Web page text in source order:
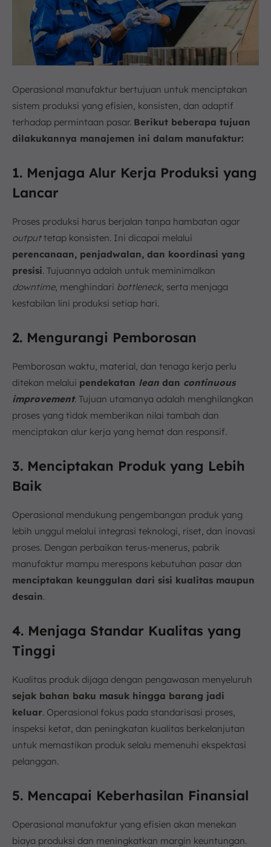
Operasional manufaktur bertujuan untuk menciptakan
sistem produksi yang efisien, konsisten, dan adaptif
terhadap permintaan pasar. Berikut beberapa tujuan
dilakukannya manajemen ini dalam manufaktur:
1. Menjaga Alur Kerja Produksi yang
Lancar
Proses produksi harus berjalan tanpa hambatan agar
outputtetap konsisten. Ini dicapai melalui
perencanaan, penjadwalan, dan koordinasi yang
presisi. Tujuannya adalah untuk meminimalkan
downtime, menghindari bottleneck, serta menjaga
kestabilan lini produksi setiap hari.
2. Mengurangi Pemborosan
Pemborosan waktu, material, dan tenaga kerja perlu
ditekan melalui pendekatan lean dan continuous
improvement. Tujuan utamanya adalah menghilangkan
proses yang tidak memberikan nilai tambah dan
menciptakan alur kerja yang hemat dan responsif.
3. Menciptakan Produk yang Lebih
Baik
Operasional mendukung pengembangan produk yang
lebih unggul melalui integrasi teknologi, riset, dan inovasi
proses. Dengan perbaikan terus-menerus, pabrik
manufaktur mampu merespons kebutuhan pasar dan
menciptakan keunggulan dari sisi kualitas maupun
desain.
4. Menjaga Standar Kualitas yang
Tinggi
Kualitas produk dijaga dengan pengawasan menyeluruh
sejak bahan baku masuk hingga barang jadi
keluar. Operasional fokus pada standarisasi proses,
inspeksi ketat, dan peningkatan kualitas berkelanjutan
untuk memastikan produk selalu memenuhi ekspektasi
pelanggan.
5. Mencapai Keberhasilan Finansial
Operasional manufaktur yang efisien akan menekan
biaya produksi dan meningkatkan margin keuntungan.